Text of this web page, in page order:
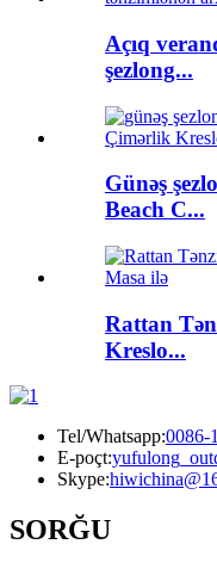
Açıq
şezlong...
Günəş
Beach C...
Rattan
Kreslo...
Tel/Whatsapp:0086-
E-poçt:
Skype:
SORĞU